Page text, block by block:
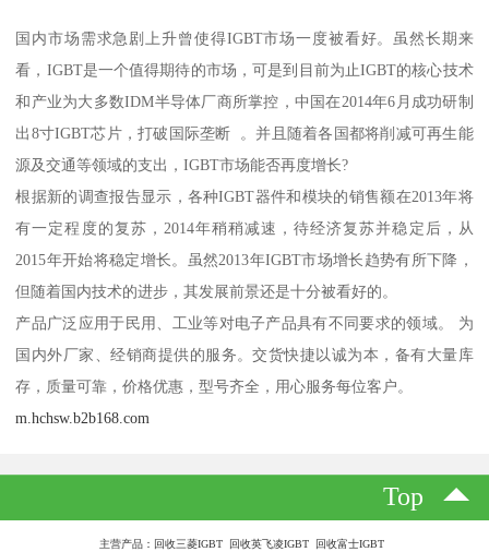
国内市场需求急剧上升曾使得IGBT市场一度被看好。虽然长期来
看，IGBT是一个值得期待的市场，可是到目前为止IGBT的核心技术
和产业为大多数IDM半导体厂商所掌控，中国在2014年6月成功研制
出8寸IGBT芯片，打破国际垄断 。并且随着各国都将削减可再生能
源及交通等领域的支出，IGBT市场能否再度增长?
根据新的调查报告显示，各种IGBT器件和模块的销售额在2013年将
有一定程度的复苏，2014年稍稍减速，待经济复苏并稳定后，从
2015年开始将稳定增长。虽然2013年IGBT市场增长趋势有所下降，
但随着国内技术的进步，其发展前景还是十分被看好的。
产品广泛应用于民用、工业等对电子产品具有不同要求的领域。 为
国内外厂家、经销商提供的服务。交货快捷以诚为本，备有大量库
存，质量可靠，价格优惠，型号齐全，用心服务每位客户。
m.hchsw.b2b168.com
Top
主营产品：回收三菱IGBT 回收英飞凌IGBT 回收富士IGBT